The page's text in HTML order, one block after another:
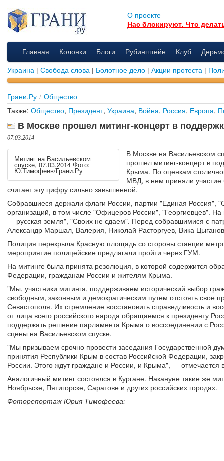
О проекте
Нас блокируют. Что
Главная Колонки Блоги Рубинштейн Клуб
Украина | Свобода слова | Болотное дело | Акции протеста |
Грани.Ру / Общество
Также: Общество, Президент, Украина, Война, Россия, Европа,
В Москве прошел митинг-концерт в
07.03.2014
Митинг на Васильевском
спуске, 07.03.2014 Фото:
Ю.Тимофеев/Грани.Ру
В Москве на Васильевском
прошел митинг-концерт в
Крыма. По оценкам
МВД, в нем приняли участие
считает эту цифру сильно завышенной.
Собравшиеся держали флаги России, партии "Единая Россия",
организаций, в том числе "Офицеров России", "Георгиевцев".
— русская земля", "Своих не сдаем". Перед собравшимися с
Александр Маршал, Валерия, Николай Расторгуев, Вика
Полиция перекрыла Красную площадь со стороны станции
мероприятие полицейские предлагали пройти через ГУМ.
На митинге была принята резолюция, в которой содержится
Федерации, гражданам России и жителям Крыма.
"Мы, участники митинга, поддерживаем исторический выбор
свободным, законным и демократическим путем отстоять
Севастополя. Их стремление восстановить справедливость и
от лица всего российского народа обращаемся к президенту
поддержать решение парламента Крыма о воссоединении с
сцены на Васильевском спуске.
"Мы призываем срочно провести заседания Государственной
принятия Республики Крым в состав Российской Федерации,
России. Этого ждут граждане и России, и Крыма", — отмечается
Аналогичный митинг состоялся в Кургане. Накануне такие же
Ноябрьске, Пятигорске, Саратове и других российских городах.
Фоторепортаж Юрия Тимофеева: